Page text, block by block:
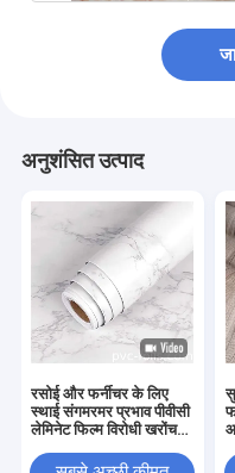
अनुशंसित उत्पाद
रसोई और फर्नीचर के लिए
स्थाई संगमरमर प्रभाव पीवीसी
लेमिनेट फिल्म विरोधी खरोंच